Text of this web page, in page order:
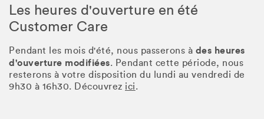
Les heures d'ouverture en été
Customer Care
Pendant les mois d'été, nous passerons à des heures
d'ouverture modifiées. Pendant cette période, nous
resterons à votre disposition du lundi au vendredi de
9h30 à 16h30. Découvrez ici.